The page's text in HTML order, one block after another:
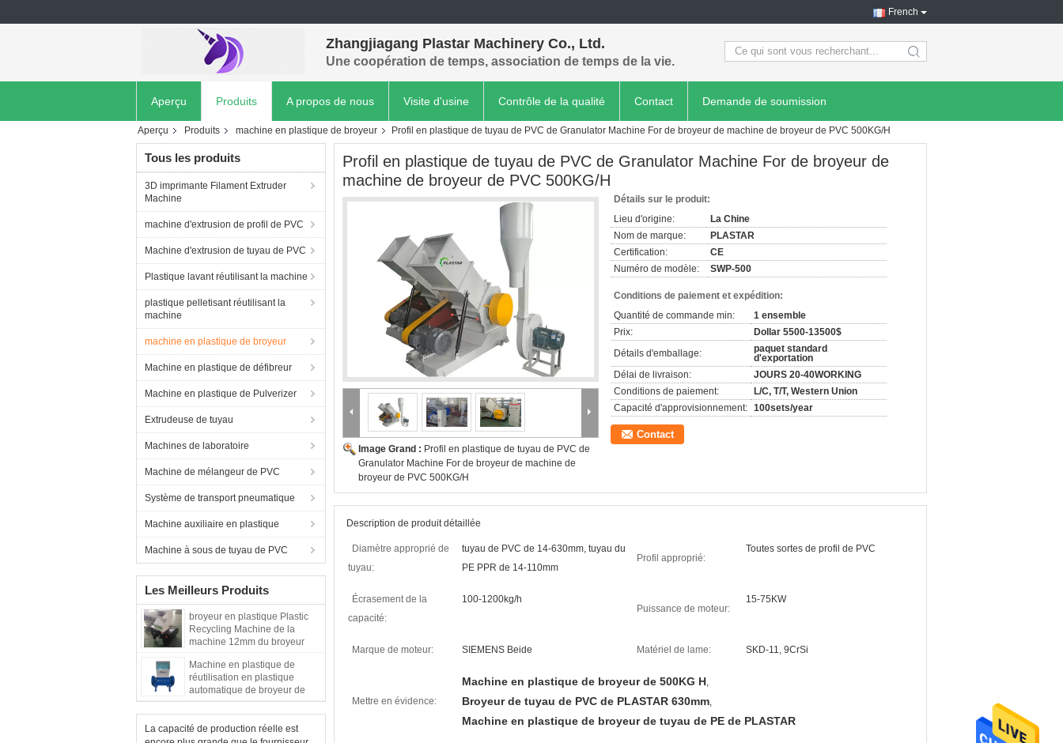
French
Zhangjiagang Plastar Machinery Co., Ltd.
Une coopération de temps, association de temps de la vie. search
Aperçu Produits A propos de nous Visite d'usine Contrôle de la qualité Contact Demande de soumission
Aperçu Produits machine en plastique de broyeur Profil en plastique de tuyau de PVC de Granulator Machine For de broyeur de machine de broyeur de PVC 500KG/H
Tous les produits
3D imprimante Filament Extruder
Machine
machine d'extrusion de profil de PVC
Machine d'extrusion de tuyau de PVC
Plastique lavant réutilisant la machine
plastique pelletisant réutilisant la
machine
machine en plastique de broyeur
Machine en plastique de défibreur
Machine en plastique de Pulverizer
Extrudeuse de tuyau
Machines de laboratoire
Machine de mélangeur de PVC
Système de transport pneumatique
Machine auxiliaire en plastique
Machine à sous de tuyau de PVC
Les Meilleurs Produits
broyeur en plastique Plastic
Recycling Machine de la
machine 12mm du broyeur
Machine en plastique de
réutilisation en plastique
automatique de broyeur de
machine pour le nylon d'ABS
de PE de PVC pp d'ANIMAL
FAMILIER
La capacité de production réelle est
Profil en plastique de tuyau de PVC de Granulator Machine For de broyeur de
machine de broyeur de PVC 500KG/H
Image Grand : Profil en plastique de tuyau de PVC de
Granulator Machine For de broyeur de machine de
broyeur de PVC 500KG/H
Détails sur le produit:
Lieu d'origine:
La Chine
Nom de marque:
PLASTAR
Certification:
CE
Numéro de modèle:
SWP-500
Conditions de paiement et expédition:
Quantité de commande min:
1 ensemble
Prix:
Dollar 5500-13500$
Détails d'emballage:
paquet standard
d'exportation
Délai de livraison:
JOURS 20-40WORKING
Conditions de paiement:
L/C, T/T, Western Union
Capacité d'approvisionnement: 100sets/year
Contact
Description de produit détaillée
Diamètre approprié de
tuyau:
tuyau de PVC de 14-630mm, tuyau du
PE PPR de 14-110mm
Profil approprié:
Toutes sortes de profil de PVC
Écrasement de la
capacité:
100-1200kg/h
Puissance de moteur:
15-75KW
Marque de moteur: SIEMENS Beide Matériel de lame: SKD-11, 9CrSi
Mettre en évidence:
Machine en plastique de broyeur de 500KG H,
Broyeur de tuyau de PVC de PLASTAR 630mm,
Machine en plastique de broyeur de tuyau de PE de PLASTAR